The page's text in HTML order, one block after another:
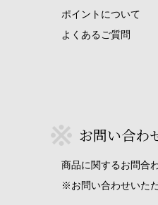
ポイントについて
よくあるご質問
お問い合わ
商品に関するお問合
※お問い合わせいた